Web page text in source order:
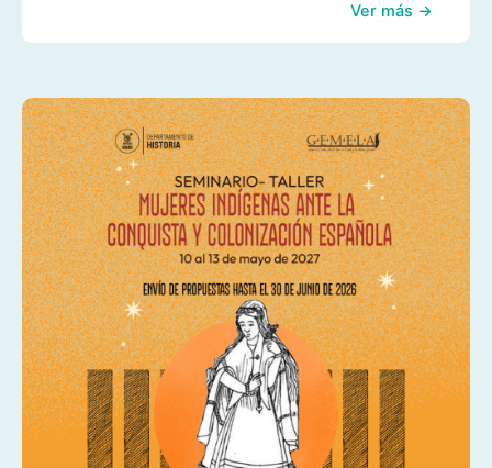
Ver más →